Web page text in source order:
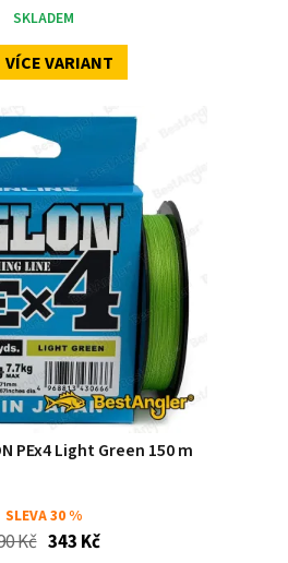
SKLADEM
VÍCE VARIANT
PEx4 Light Green 150 m
SLEVA30 %
Kč 343 Kč